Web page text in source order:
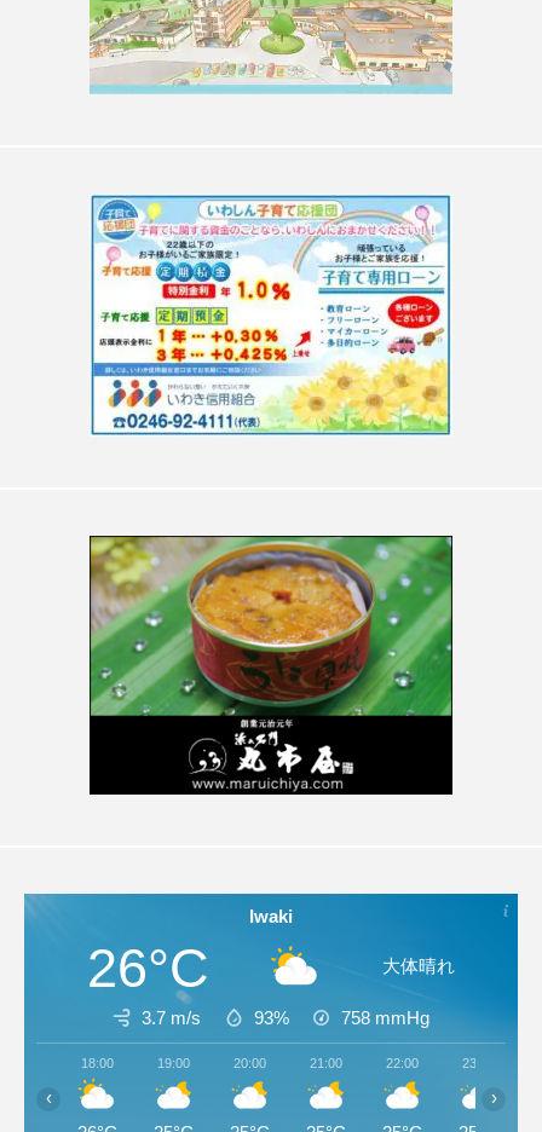
Iwaki
26°C 大体晴れ
3.7 m/s 93% 758 mmHg
18:00 19:00 20:00 21:00 22:00 23:00
‹ ›